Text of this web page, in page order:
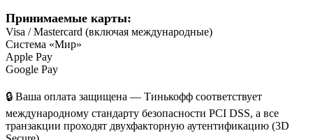
Принимаемые карты:
Visa / Mastercard (включая международные)
Система «Мир»
Apple Pay
Google Pay
🔒 Ваша оплата защищена — Тинькофф соответствует
международному стандарту безопасности PCI DSS, а все
транзакции проходят двухфакторную аутентификацию (3D